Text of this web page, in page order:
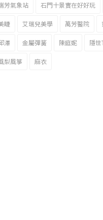
芳氣象站 石門十景實在好好玩
睫 艾瑞兒美學 萬芳醫院
澤 金屬彈簧 陳庭妮 隱世
梨風箏 麻衣